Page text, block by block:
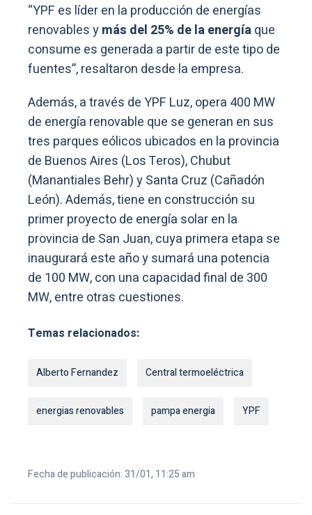
“YPF es líder en la producción de energías
renovables ymás del 25% de la energíaque
consume es generada a partir de este tipo de
fuentes”, resaltaron desde la empresa.
Además, a través de YPF Luz, opera 400 MW
de energía renovable que se generan en sus
tres parques eólicos ubicados en la provincia
de Buenos Aires (Los Teros), Chubut
(Manantiales Behr) y Santa Cruz (Cañadón
León). Además, tiene en construcción su
primer proyecto de energía solar en la
provincia de San Juan, cuya primera etapa se
inaugurará este año y sumará una potencia
de 100 MW, con una capacidad final de 300
MW, entre otras cuestiones.
Temas relacionados:
Alberto Fernandez Central termoeléctrica
energias renovables pampa energia YPF
Fecha de publicación: 31/01, 11:25 am